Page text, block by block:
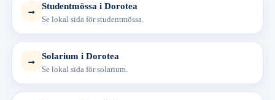
→ Studentmössa i Dorotea
Se lokal sida för studentmössa.
→ Solarium i Dorotea
Se lokal sida för solarium.